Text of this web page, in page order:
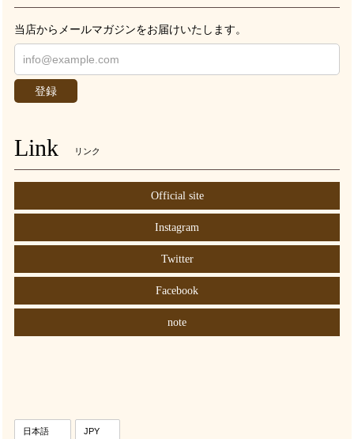
当店からメールマガジンをお届けいたします。
登録
Link リンク
Official site
Instagram
Twitter
Facebook
note